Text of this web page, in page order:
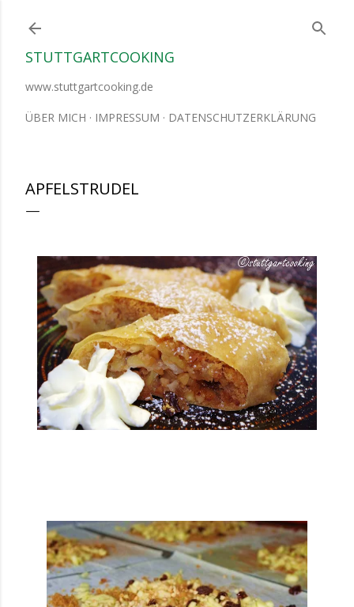
STUTTGARTCOOKING
www.stuttgartcooking.de
ÜBER MICH IMPRESSUM DATENSCHUTZERKLÄRUNG
APFELSTRUDEL